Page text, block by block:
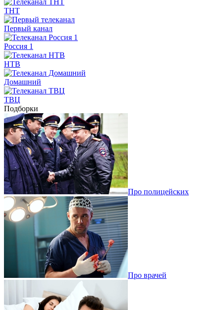
ТНТ
Первый канал
Россия 1
НТВ
Домашний
ТВЦ
Подборки
Про полицейских
Про врачей